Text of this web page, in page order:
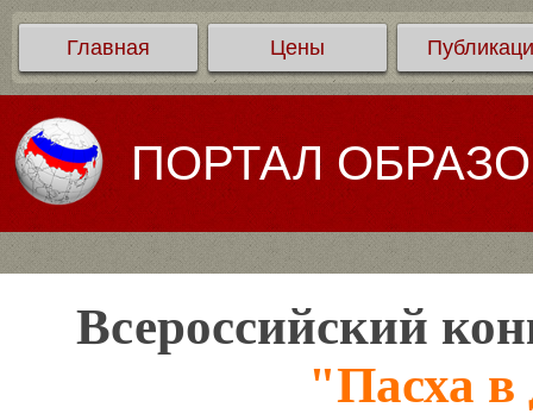
Главная Цены
ПОРТАЛ
Всероссийский
"Пасха в